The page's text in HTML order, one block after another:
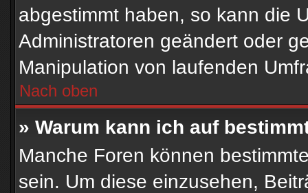
abgestimmt haben, so kann die
Administratoren geändert oder
Manipulation von laufenden
Nach oben
» Warum kann ich auf
Manche Foren können
sein. Um diese einzusehen,